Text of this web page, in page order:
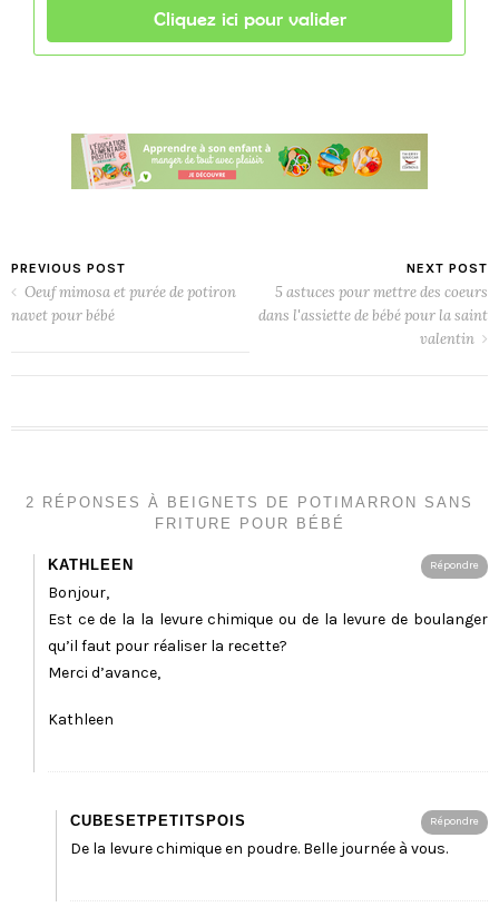
PREVIOUS POST
Oeuf mimosa et purée de potiron
navet pour bébé
NEXT POST
5 astuces pour mettre des coeurs
dans l'assiette de bébé pour la saint
valentin
2 RÉPONSES À
BEIGNETS DE POTIMARRON SANS
FRITURE POUR BÉBÉ
Répondre
KATHLEEN
Bonjour,
Est ce de la la levure chimique ou de la levure de boulanger
qu’il faut pour réaliser la recette?
Merci d’avance,
Kathleen
Répondre
CUBESETPETITSPOIS
De la levure chimique en poudre. Belle journée à vous.